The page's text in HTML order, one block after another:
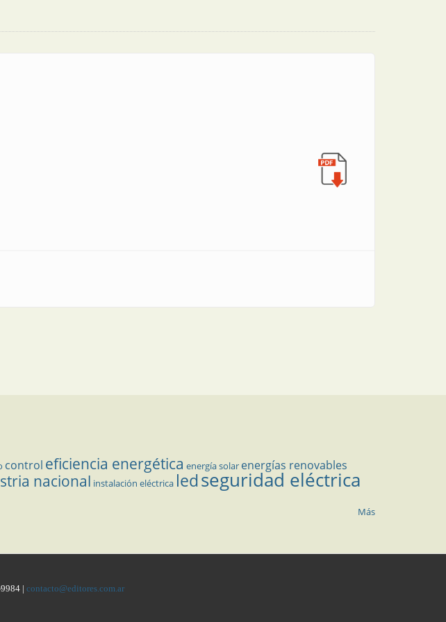
control eficiencia energética energía solar energías renovables
nacional instalación eléctrica ledseguridad eléctrica
Más
| contacto@editores.com.ar